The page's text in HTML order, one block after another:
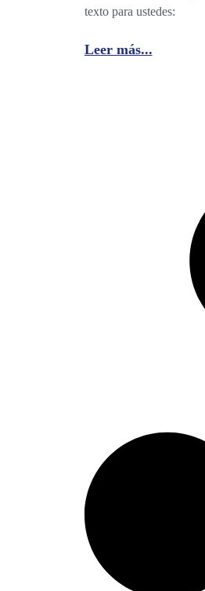
texto para ustedes:
Leer más...